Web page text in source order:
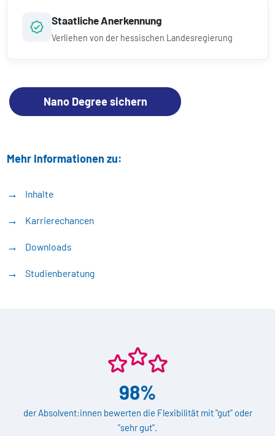
Staatliche Anerkennung
Verliehen von der hessischen Landesregierung
Nano Degree sichern
Mehr Informationen zu:
Inhalte
Karrierechancen
Downloads
Studienberatung
98%
der Absolvent:innen bewerten die Flexibilität mit "gut" oder
"sehr gut".